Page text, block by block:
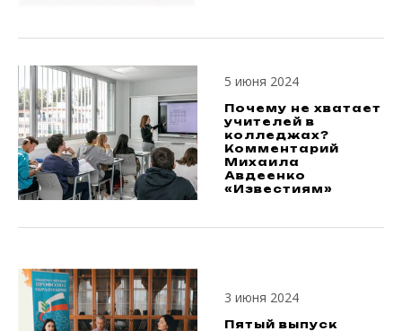
5 июня 2024
Почему не хватает
учителей в
колледжах?
Комментарий
Михаила
Авдеенко
«Известиям»
3 июня 2024
Пятый выпуск